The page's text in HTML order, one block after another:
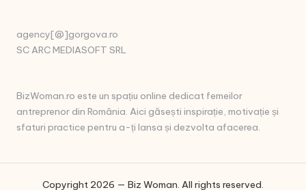
agency[@]gorgova.ro
SC ARC MEDIASOFT SRL
BizWoman.ro este un spațiu online dedicat femeilor
antreprenor din România. Aici găsești inspirație, motivație și
sfaturi practice pentru a-ți lansa și dezvolta afacerea.
Copyright 2026 — Biz Woman. All rights reserved.